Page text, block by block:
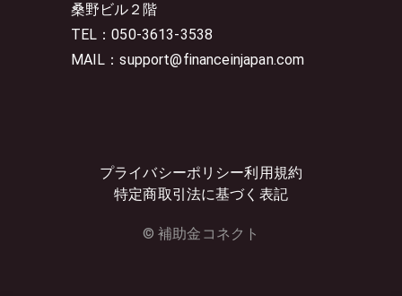
桑野ビル２階
TEL：050-3613-3538
MAIL：support@financeinjapan.com
プライバシーポリシー利用規約
特定商取引法に基づく表記
© 補助金コネクト